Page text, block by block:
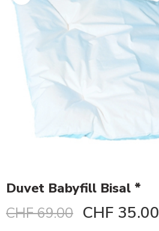
Duvet Babyfill Bisal *
CHF69.00 CHF 35.00